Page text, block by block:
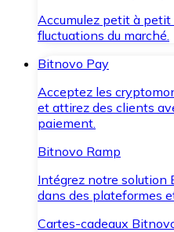
Accumulez petit à petit
fluctuations du marché.
Bitnovo Pay
Acceptez les
et attirez des clients
paiement.
Bitnovo Ramp
Intégrez notre
dans des plateformes
Cartes-cadeaux